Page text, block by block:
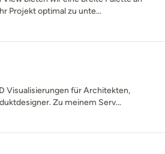
Projekt optimal zu unte...
Visualisierungen für Architekten,
Zu meinem Serv...